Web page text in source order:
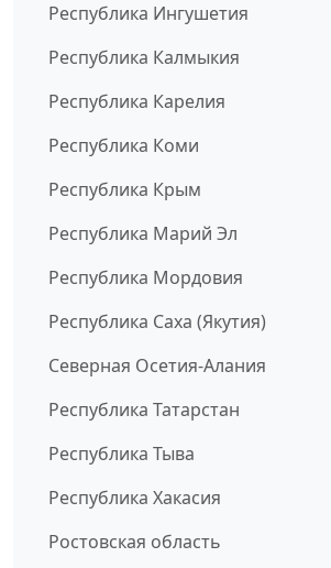
Республика Ингушетия
Республика Калмыкия
Республика Карелия
Республика Коми
Республика Крым
Республика Марий Эл
Республика Мордовия
Республика Саха (Якутия)
Северная Осетия-Алания
Республика Татарстан
Республика Тыва
Республика Хакасия
Ростовская область